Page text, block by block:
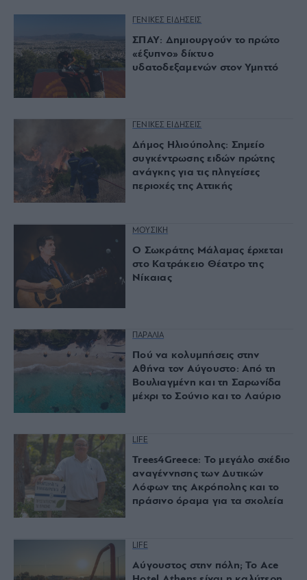
ΓΕΝΙΚΕΣ ΕΙΔΗΣΕΙΣ
ΣΠΑΥ: Δημιουργούν το πρώτο
«έξυπνο» δίκτυο
υδατοδεξαμενών στον Υμηττό
ΓΕΝΙΚΕΣ ΕΙΔΗΣΕΙΣ
Δήμος Ηλιούπολης: Σημείο
συγκέντρωσης ειδών πρώτης
ανάγκης για τις πληγείσες
περιοχές της Αττικής
ΜΟΥΣΙΚΗ
O Σωκράτης Μάλαμας έρχεται
στο Κατράκειο Θέατρο της
Νίκαιας
ΠΑΡΑΛΙΑ
Πού να κολυμπήσεις στην
Αθήνα τον Αύγουστο: Από τη
Βουλιαγμένη και τη Σαρωνίδα
μέχρι το Σούνιο και το Λαύριο
LIFE
Trees4Greece: Το μεγάλο σχέδιο
αναγέννησης των Δυτικών
Λόφων της Ακρόπολης και το
πράσινο όραμα για τα σχολεία
LIFE
Αύγουστος στην πόλη; Το Ace